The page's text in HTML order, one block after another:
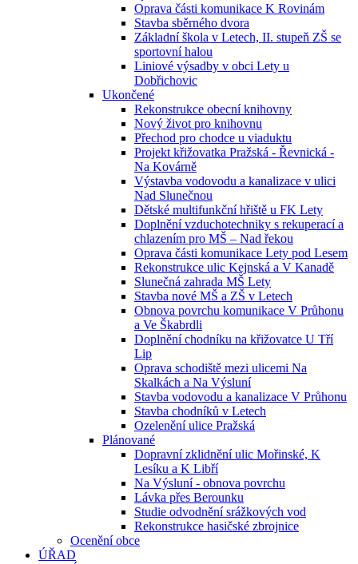
Oprava části komunikace K Rovinám
Stavba sběrného dvora
Základní škola v Letech, II. stupeň ZŠ se
sportovní halou
Liniové výsadby v obci Lety u
Dobřichovic
Ukončené
Rekonstrukce obecní knihovny
Nový život pro knihovnu
Přechod pro chodce u viaduktu
Projekt křižovatka Pražská - Řevnická -
Na Kovárně
Výstavba vodovodu a kanalizace v ulici
Nad Slunečnou
Dětské multifunkční hřiště u FK Lety
Doplnění vzduchotechniky s rekuperací a
chlazením pro MŠ – Nad řekou
Oprava části komunikace Lety pod Lesem
Rekonstrukce ulic Kejnská a V Kanadě
Slunečná zahrada MŠ Lety
Stavba nové MŠ a ZŠ v Letech
Obnova povrchu komunikace V Průhonu
a Ve Škabrdli
Doplnění chodníku na křižovatce U Tří
Lip
Oprava schodiště mezi ulicemi Na
Skalkách a Na Výsluní
Stavba vodovodu a kanalizace V Průhonu
Stavba chodníků v Letech
Ozelenění ulice Pražská
Plánované
Dopravní zklidnění ulic Mořinské, K
Lesíku a K Libří
Na Výsluní - obnova povrchu
Lávka přes Berounku
Studie odvodnění srážkových vod
Rekonstrukce hasičské zbrojnice
Ocenění obce
ÚŘAD